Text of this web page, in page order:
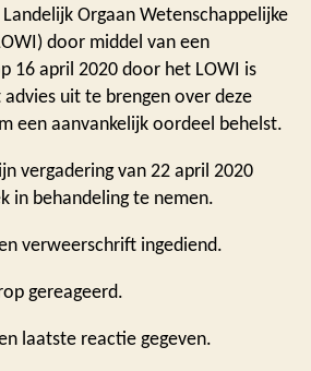
Orgaan Wetenschappelijke
door middel van een
16 april 2020 door het LOWI is
uit te brengen over deze
een aanvankelijk oordeel behelst.
vergadering van 22 april 2020
in behandeling te nemen.
verweerschrift ingediend.
gereageerd.
laatste reactie gegeven.